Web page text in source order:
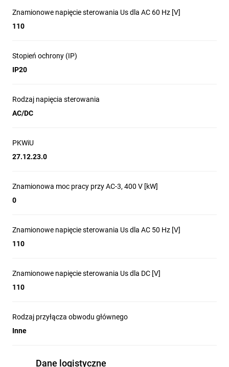
Znamionowe napięcie sterowania Us dla AC 60 Hz [V]
110
Stopień ochrony (IP)
IP20
Rodzaj napięcia sterowania
AC/DC
PKWiU
27.12.23.0
Znamionowa moc pracy przy AC-3, 400 V [kW]
0
Znamionowe napięcie sterowania Us dla AC 50 Hz [V]
110
Znamionowe napięcie sterowania Us dla DC [V]
110
Rodzaj przyłącza obwodu głównego
Inne
Dane logistyczne